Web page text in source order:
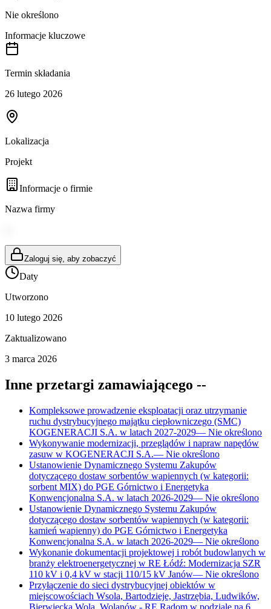
Nie określono
Informacje kluczowe
Termin składania
26 lutego 2026
Lokalizacja
Projekt
Informacje o firmie
Nazwa firmy
Zaloguj się, aby zobaczyć
Daty
Utworzono
10 lutego 2026
Zaktualizowano
3 marca 2026
Inne przetargi zamawiającego --
Kompleksowe prowadzenie eksploatacji oraz utrzymanie
ruchu dystrybucyjnego majątku ciepłowniczego (SMC)
KOGENERACJI S.A. w latach 2027-2029— Nie określono
Wykonywanie modernizacji, przeglądów i napraw napędów
zasuw w KOGENERACJI S.A.— Nie określono
Ustanowienie Dynamicznego Systemu Zakupów
dotyczącego dostaw sorbentów wapiennych (w kategorii:
sorbent MIX) do PGE Górnictwo i Energetyka
Konwencjonalna S.A. w latach 2026-2029— Nie określono
Ustanowienie Dynamicznego Systemu Zakupów
dotyczącego dostaw sorbentów wapiennych (w kategorii:
kamień wapienny) do PGE Górnictwo i Energetyka
Konwencjonalna S.A. w latach 2026-2029— Nie określono
Wykonanie dokumentacji projektowej i robót budowlanych w
branży elektroenergetycznej w RE Łódź: Modernizacja SZR
110 kV i 0,4 kV w stacji 110/15 kV Janów— Nie określono
Przyłączenie do sieci dystrybucyjnej obiektów w
miejscowościach Wsola, Bartodzieje, Jastrzębia, Ludwików,
Bierwiecka Wola, Wolanów - RE Radom w podziale na 6